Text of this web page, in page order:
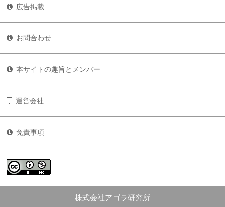
広告掲載
お問合わせ
本サイトの趣旨とメンバー
運営会社
免責事項
株式会社アゴラ研究所